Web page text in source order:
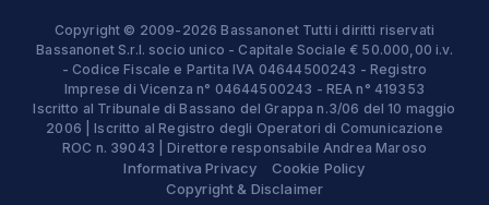
Copyright © 2009-2026 Bassanonet Tutti i diritti riservati
Bassanonet S.r.l. socio unico - Capitale Sociale € 50.000,00 i.v.
- Codice Fiscale e Partita IVA 04644500243 - Registro
Imprese di Vicenza n° 04644500243 - REA n° 419353
Iscritto al Tribunale di Bassano del Grappa n.3/06 del 10 maggio
2006 | Iscritto al Registro degli Operatori di Comunicazione
ROC n. 39043 | Direttore responsabile Andrea Maroso
Informativa Privacy
Cookie Policy
Copyright & Disclaimer